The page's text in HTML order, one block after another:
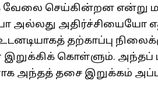
வேலை செய்கின்றன என்று
அதிர்ச்சியையோ
தற்காப்பு
கொள்ளும். அந்தப்
அந்தத் தசை இறுக்கம்